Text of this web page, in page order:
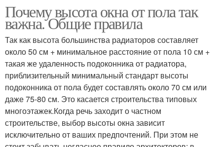
Почему высота окна от пола так
важна. Общие правила
Так как высота большинства радиаторов составляет
около 50 см + минимальное расстояние от пола 10 см +
такая же удаленность подоконника от радиатора,
приблизительный минимальный стандарт высоты
подоконника от пола будет составлять около 70 см или
даже 75-80 см. Это касается строительства типовых
многоэтажек.Когда речь заходит о частном
строительстве, выбор высоты окна зависит
исключительно от ваших предпочтений. При этом не